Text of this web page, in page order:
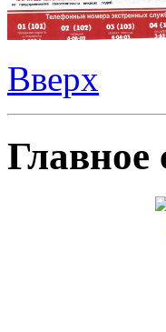
Вверх
Главное